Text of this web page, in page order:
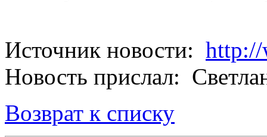
Источник новости:
Новость прислал:
Возврат к списку